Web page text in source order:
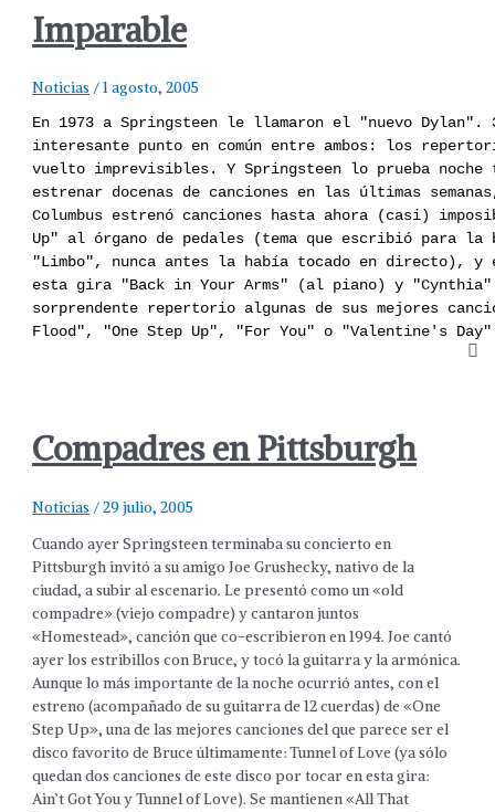
Imparable
Noticias /1 agosto, 2005
En 1973 a Springsteen le llamaron el "nuevo Dylan".
interesante punto en común entre ambos: los
vuelto imprevisibles. Y Springsteen lo prueba noche
estrenar docenas de canciones en las últimas
Columbus estrenó canciones hasta ahora (casi)
Up" al órgano de pedales (tema que escribió para la
"Limbo", nunca antes la había tocado en directo), y
esta gira "Back in Your Arms" (al piano) y
sorprendente repertorio algunas de sus mejores
Flood", "One Step Up", "For You" o "Valentine's
Compadres en Pittsburgh
Noticias /29 julio, 2005
Cuando ayer Springsteen terminaba su concierto en
Pittsburgh invitó a su amigo Joe Grushecky, nativo de la
ciudad, a subir al escenario. Le presentó como un «old
compadre» (viejo compadre) y cantaron juntos
«Homestead», canción que co-escribieron en 1994. Joe cantó
ayer los estribillos con Bruce, y tocó la guitarra y la armónica.
Aunque lo más importante de la noche ocurrió antes, con el
estreno (acompañado de su guitarra de 12 cuerdas) de «One
Step Up», una de las mejores canciones del que parece ser el
disco favorito de Bruce últimamente: Tunnel of Love (ya sólo
quedan dos canciones de este disco por tocar en esta gira:
Ain’t Got You y Tunnel of Love). Se mantienen «All That